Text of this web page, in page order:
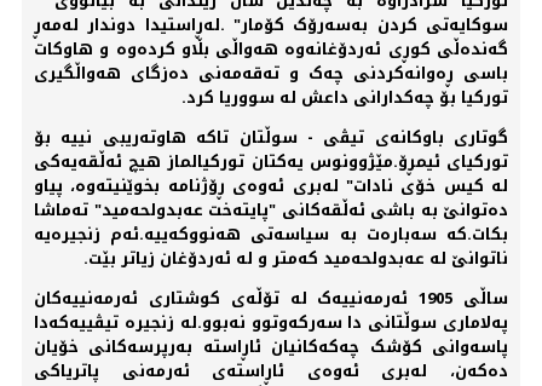
سوکایەتی کردن بەسەرۆک کۆمار" .لەڕاستیدا دوندار لەمەڕ
گەندەڵی کوڕی ئەردۆغانەوە هەواڵی بڵاو کردەوە و ھاوکات
باسی ڕەوانەکردنی چەک و تەقەمەنی دەزگای ھەواڵگیری
تورکیا بۆ چەکدارانی داعش لە سووریا کرد.
گوتاری باوکانەی تیڤی - سوڵتان تاکە ھاوتەریبی نییە بۆ
تورکیای ئیمڕۆ.مێژوونوس یەکتان تورکیالماز ھیچ ئەڵقەیەکی
لە کیس خۆی نادات" لەبری ئەوەی ڕۆژنامە بخوێنیتەوە، پیاو
دەتوانێ بە باشی ئەڵقەکانی "پایتەخت عەبدولحەمید" تەماشا
بکات.کە سەبارەت بە سیاسەتی ھەنووکەییە.ئەم زنجیرەیە
ناتوانێ لە عەبدولحەمید کەمتر و لە ئەردۆغان زیاتر بێت.
ساڵی 1905 ئەرمەنییەک لە تۆڵەی کوشتاری ئەرمەنییەکان
پەلاماری سوڵتانی دا سەرکەوتوو نەبوو.لە زنجیرە تیڤییەکەدا
پاسەوانی کۆشک چەکەکانیان ئاڕاستە بەرپرسەکانی خۆیان
دەکەن، لەبری ئەوەی ئاڕاستەی ئەرمەنی پاتریاکی